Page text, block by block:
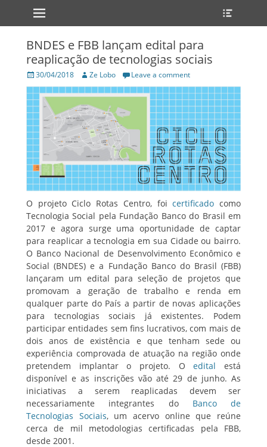
Primary Menu
Skip
BNDES e FBB lançam edital para
reaplicação de tecnologias sociais
Posted
on
30/04/2018 Author
Ze Lobo Leave a comment
O projeto Ciclo Rotas Centro, foicertificado como
Tecnologia Social pela Fundação Banco do Brasil em
2017 e agora surge uma oportunidade de captar
para reaplicar a tecnologia em sua Cidade ou bairro.
O Banco Nacional de Desenvolvimento Econômico e
Social (BNDES) e a Fundação Banco do Brasil (FBB)
lançaram um edital para seleção de projetos que
promovam a geração de trabalho e renda em
qualquer parte do País a partir de novas aplicações
para tecnologias sociais já existentes. Podem
participar entidades sem fins lucrativos, com mais de
dois anos de existência e que tenham sede ou
experiência comprovada de atuação na região onde
pretendem implantar o projeto. Oedital está
disponível e as inscrições vão até 29 de junho. As
iniciativas a serem reaplicadas devem ser
necessariamente integrantes do Banco de
Tecnologias Sociais, um acervo online que reúne
cerca de mil metodologias certificadas pela FBB,
desde 2001.